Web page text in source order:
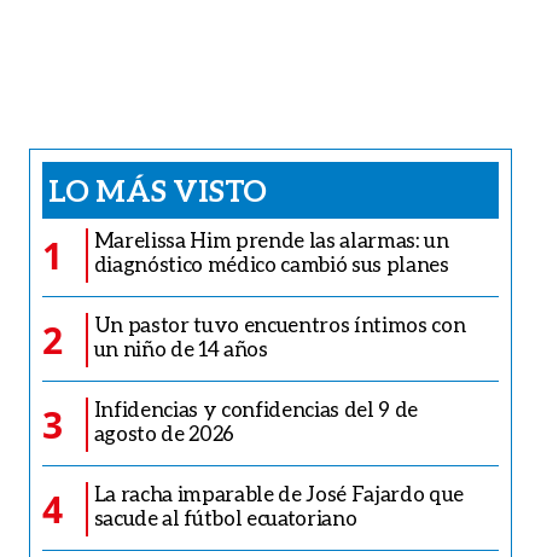
LO MÁS VISTO
1
Marelissa Him prende las alarmas: un
diagnóstico médico cambió sus planes
2
Un pastor tuvo encuentros íntimos con
un niño de 14 años
3
Infidencias y confidencias del 9 de
agosto de 2026
4
La racha imparable de José Fajardo que
sacude al fútbol ecuatoriano